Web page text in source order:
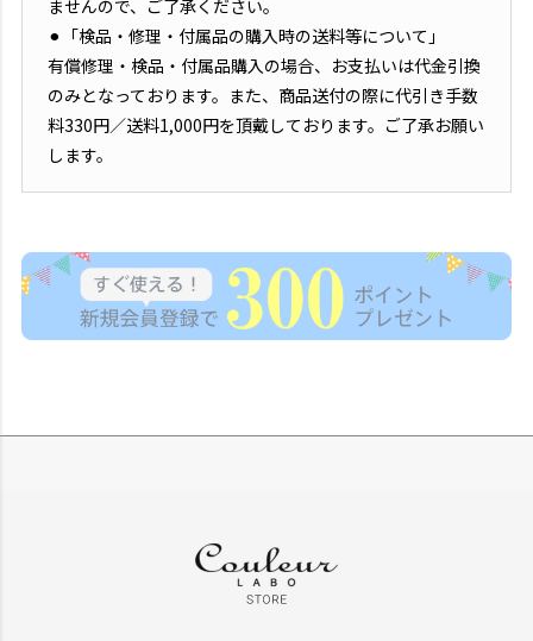
ませんので、ご了承ください。
⚫︎「検品・修理・付属品の購入時の送料等について」
有償修理・検品・付属品購入の場合、お支払いは代金引換
のみとなっております。また、商品送付の際に代引き手数
料330円／送料1,000円を頂戴しております。ご了承お願い
します。